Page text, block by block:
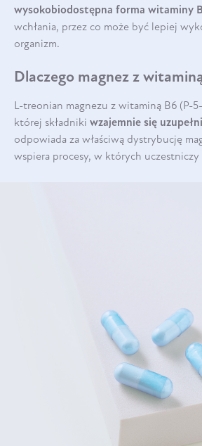
wysokobiodostępna forma witaminy
wchłania, przez co może być lepiej
organizm.
Dlaczego magnez z
L-treonian magnezu z witaminą B6 (P-
której składniki wzajemnie się
odpowiada za właściwą dystrybucję
wspiera procesy, w których